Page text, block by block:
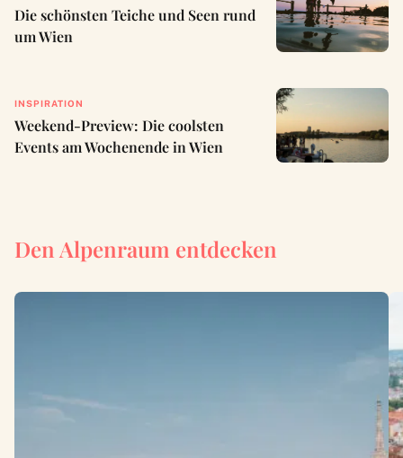
Die schönsten Teiche und Seen rund
um Wien
INSPIRATION
Weekend-Preview: Die coolsten
Events am Wochenende in Wien
Den Alpenraum entdecken